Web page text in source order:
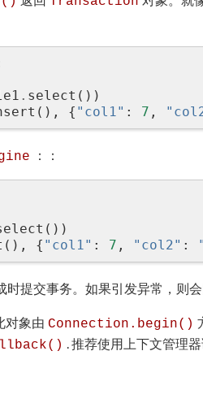
. select ())
(), { "col1" : 7 ,
：：
())
(), { "col1" : 7 , "col2" :
提交事务。如果引发异常，则
对象由 Connection.begin()
. 推荐使用上下文管理